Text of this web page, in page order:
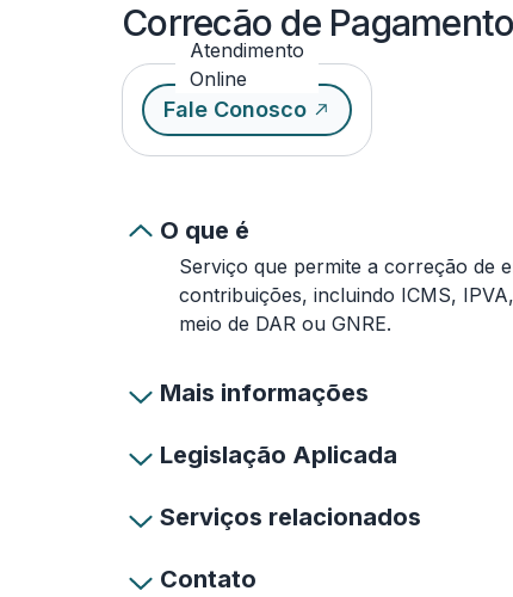
Correção de
Atendimento
Online
Fale Conosco
O que é
Serviço que permite a correção de
contribuições, incluindo ICMS,
meio de DAR ou GNRE.
Mais informações
Legislação Aplicada
Serviços relacionados
Contato